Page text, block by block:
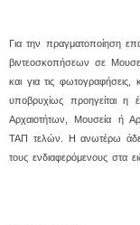
Για την πραγματοποίηση
βιντεοσκοπήσεων σε
και για τις φωτογραφήσεις,
υποβρυχίως προηγείται η
Αρχαιοτήτων, Μουσεία ή
ΤΑΠ τελών. Η ανωτέρω
τους ενδιαφερόμενους στα
•
5
•
10
•
11
•
12
•